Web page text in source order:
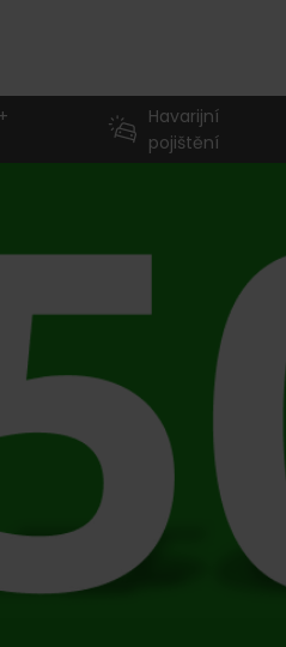
Havarijní
pojištění